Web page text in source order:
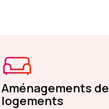
Aménagements
logements